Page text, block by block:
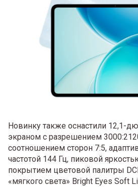
Новинку также оснастили 12,1-
экраном с разрешением
соотношением сторон 7:5,
частотой 144 Гц, пиковой
покрытием цветовой палитры
«мягкого света» Bright Eyes Soft